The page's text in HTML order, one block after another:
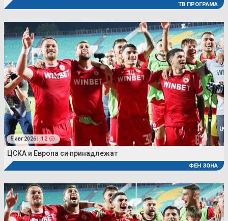
ТВ ПРОГРАМА
5 авг 2026 | 12
ЦСКА и Европа си принадлежат
ФЕН ЗОНА